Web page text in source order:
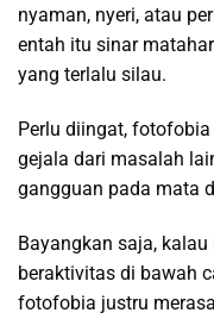
nyaman, nyeri, atau
entah itu sinar
yang terlalu silau.
Perlu diingat,
gejala dari masalah
gangguan pada mata
Bayangkan saja,
beraktivitas di bawah
fotofobia justru